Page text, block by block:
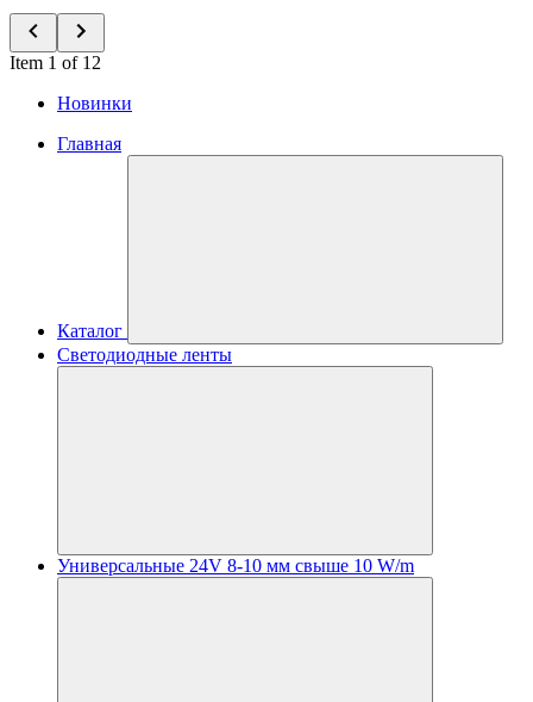
Item 1 of 12
Новинки
Главная
Каталог
Светодиодные ленты
Универсальные 24V 8-10 мм свыше 10 W/m